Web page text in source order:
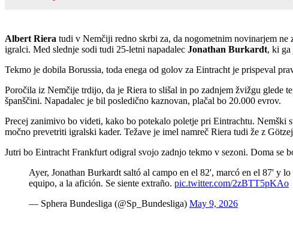
Albert Riera tudi v Nemčiji redno skrbi za, da nogometnim novinarjem
igralci. Med slednje sodi tudi 25-letni napadalec Jonathan Burkardt, ki ga
Tekmo je dobila Borussia, toda enega od golov za Eintracht je prispeval
Poročila iz Nemčije trdijo, da je Riera to slišal in po zadnjem žvižgu glede
španščini. Napadalec je bil posledično kaznovan, plačal bo 20.000 evrov.
Precej zanimivo bo videti, kako bo potekalo poletje pri Eintrachtu. Nemški
močno prevetriti igralski kader. Težave je imel namreč Riera tudi že z
Jutri bo Eintracht Frankfurt odigral svojo zadnjo tekmo v sezoni. Doma se
Ayer, Jonathan Burkardt saltó al campo en el 82', marcó en el 87' y
equipo, a la afición. Se siente extraño. pic.twitter.com/2zBTT5pKAo
— Sphera Bundesliga (@Sp_Bundesliga) May 9, 2026